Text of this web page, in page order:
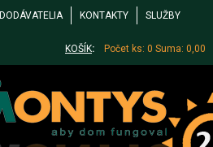
DODÁVATELIA KONTAKTY SLUŽBY
KOŠÍK: Počet ks: 0 Suma: 0,00